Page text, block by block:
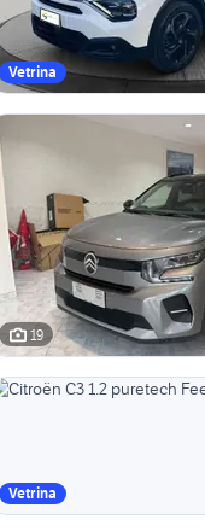
Vetrina
19
Vetrina